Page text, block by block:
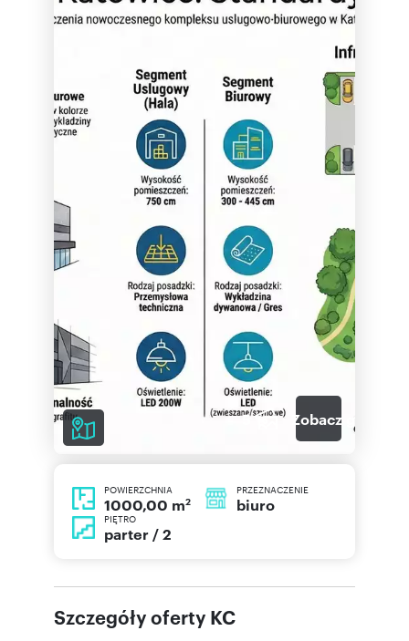
5 Zobacz galerię
POWIERZCHNIA
1000,00 m2
PRZEZNACZENIE
biuro
PIĘTRO
parter / 2
Szczegóły oferty KC